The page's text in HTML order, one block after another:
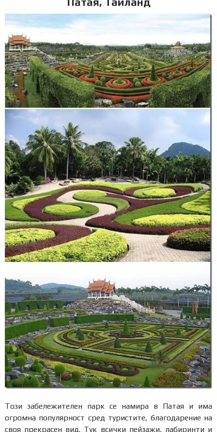
Този забележителен парк се намира в Патая и има
огромна популярност сред туристите, благодарение на
своя прекрасен вид. Тук всички пейзажи, лабиринти и